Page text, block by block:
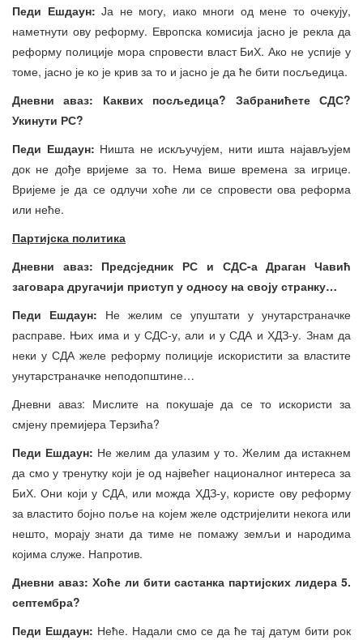
Педи Ешдаун: Ја не могу, иако многи од мене то очекују,
наметнути ову реформу. Европска комисија јасно је рекла да
реформу полиције мора спровести власт БиХ. Ако не успије у
томе, јасно је ко је крив за то и јасно је да ће бити посљедица.
Дневни аваз: Каквих посљедица? Забранићете СДС?
Укинути РС?
Педи Ешдаун: Ништа не искључујем, нити ишта најављујем
док не дође вријеме за то. Нема више времена за игрице.
Вријеме је да се одлучи хоће ли се спровести ова реформа
или неће.
Партијска политика
Дневни аваз: Предсједник РС и СДС-а Драган Чавић
заговара другачији приступ у односу на своју странку…
Педи Ешдаун: Не желим се упуштати у унутарстраначке
расправе. Њих има и у СДС-у, али и у СДА и ХДЗ-у. Знам да
неки у СДА желе реформу полиције искористити за властите
унутарстраначке неподопштине…
Дневни аваз: Мислите на покушаје да се то искористи за
смјену премијера Терзића?
Педи Ешдаун: Не желим да улазим у то. Желим да истакнем
да смо у тренутку који је од највећег националног интереса за
БиХ. Они који у СДА, или можда ХДЗ-у, користе ову реформу
за властито бојно поље на којем желе одстријелити некога или
нешто, морају знати да тиме не помажу земљи и народима
којима служе. Напротив.
Дневни аваз: Хоће ли бити састанка партијских лидера 5.
септембра?
Педи Ешдаун: Неће. Надали смо се да ће тај датум бити рок